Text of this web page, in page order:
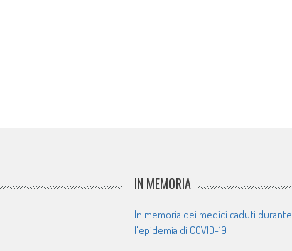
IN MEMORIA
In memoria dei medici caduti durante
l'epidemia di COVID-19